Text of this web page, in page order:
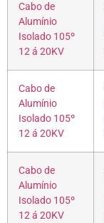
Cabo de
Alumínio
Isolado 105º
12 á 20KV
Cabo de
Alumínio
Isolado 105º
12 á 20KV
Cabo de
Alumínio
Isolado 105º
12 á 20KV